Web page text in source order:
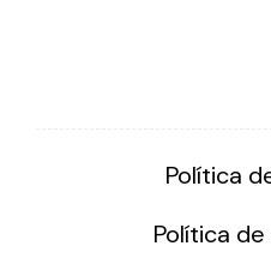
Política
Política